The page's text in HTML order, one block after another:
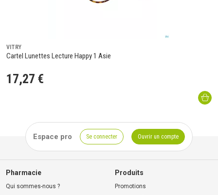
VITRY
Cartel Lunettes Lecture Happy 1 Asie
17,27 €
Espace pro Se connecter Ouvrir un compte
Pharmacie
Qui sommes-nous ?
Produits
Promotions